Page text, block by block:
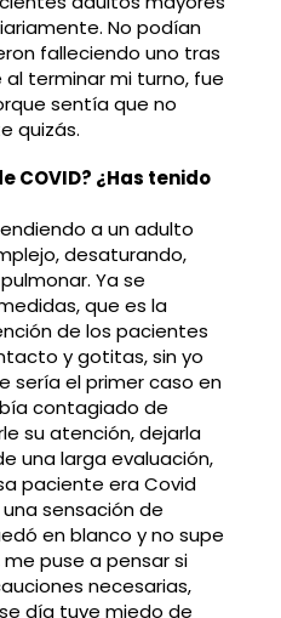
No podían
falleciendo uno tras
terminar mi turno, fue
sentía que no
quizás.
COVID? ¿Has tenido
a un adulto
desaturando,
Ya se
que es la
de los pacientes
y gotitas, sin yo
sería el primer caso en
contagiado de
su atención, dejarla
una larga evaluación,
paciente era Covid
sensación de
en blanco y no supe
puse a pensar si
necesarias,
día tuve miedo de